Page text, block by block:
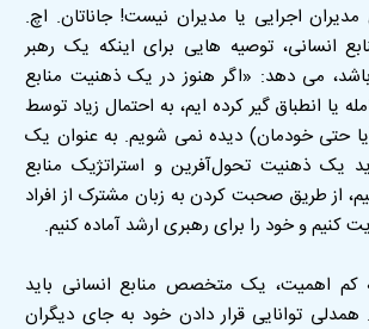
اجرایی یا مدیران نیست! جاناتان. اچ.
انسانی، توصیه هایی برای اینکه یک رهبر
می دهد: «اگر هنوز در یک ذهنیت منابع
یا انطباق گیر کرده ایم، به احتمال زیاد توسط
حتی خودمان) دیده نمی شویم. به عنوان یک
یک ذهنیت تحول‌آفرین و استراتژیک منابع
از طریق صحبت کردن به زبان مشترک از افراد
کنیم و خود را برای رهبری ارشد آماده کنیم.
کم اهمیت، یک متخصص منابع انسانی باید
توانایی قرار دادن خود به جای دیگران